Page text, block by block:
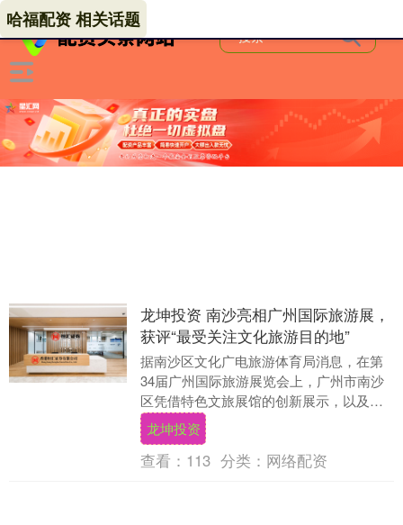
哈福配资 相关话题
龙坤投资 南沙亮相广州国际旅游展，
获评“最受关注文化旅游目的地”
据南沙区文化广电旅游体育局消息，在第
34届广州国际旅游展览会上，广州市南沙
区凭借特色文旅展馆的创新展示，以及主
办的“来南沙 创未来”广州南沙城市形象
（文旅招商）....
龙坤投资
查看： 113 分类： 网络配资